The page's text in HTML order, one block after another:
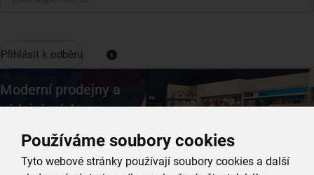
Používáme soubory cookies
Tyto webové stránky používají soubory cookies a další
Přihlásit k odběru
Moderní prodejny a
výdejní místapo